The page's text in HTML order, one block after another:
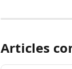
Articles